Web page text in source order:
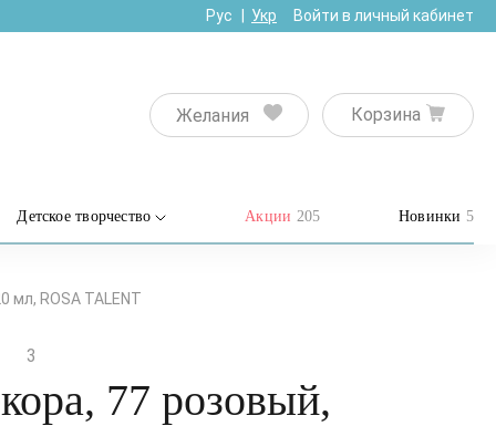
Рус Укр Войти в личный кабинет
Желания Корзина
Детское творчество Акции 205 Новинки 5
мл, ROSA TALENT
3
77 розовый,